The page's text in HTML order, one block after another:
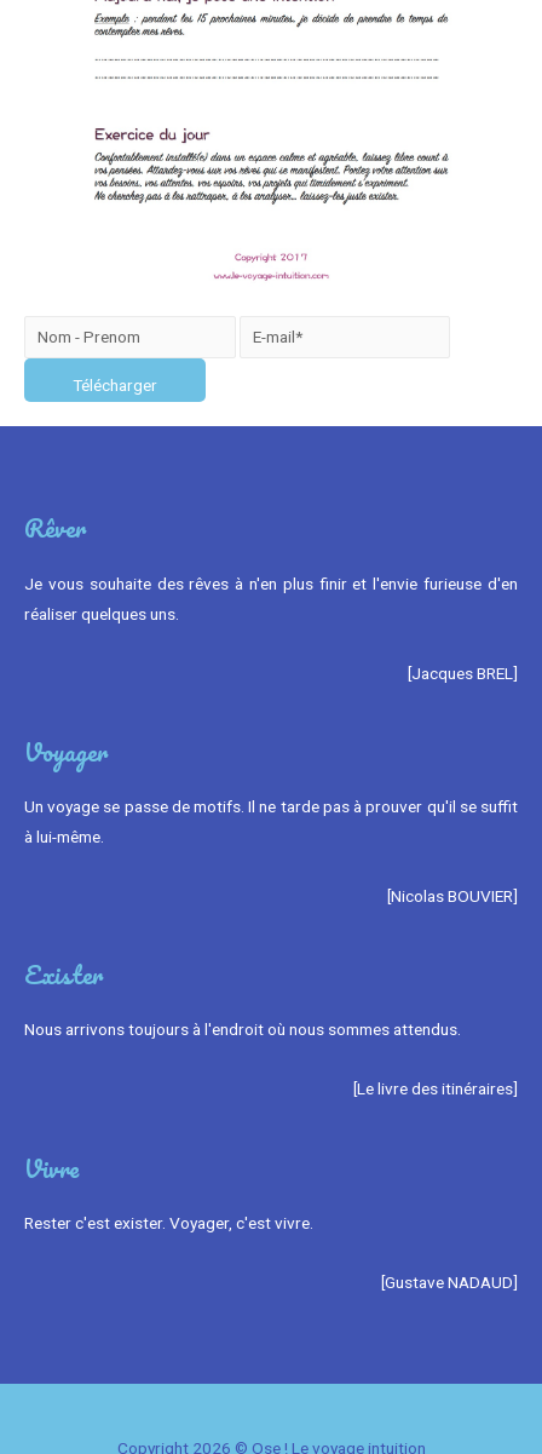
Rêver
Je vous souhaite des rêves à n'en plus finir et l'envie furieuse d'en
réaliser quelques uns.
[Jacques BREL]
Voyager
Un voyage se passe de motifs. Il ne tarde pas à prouver qu'il se suffit
à lui-même.
[Nicolas BOUVIER]
Exister
Nous arrivons toujours à l'endroit où nous sommes attendus.
[Le livre des itinéraires]
Vivre
Rester c'est exister. Voyager, c'est vivre.
[Gustave NADAUD]
Copyright 2026 © Ose ! Le voyage intuition